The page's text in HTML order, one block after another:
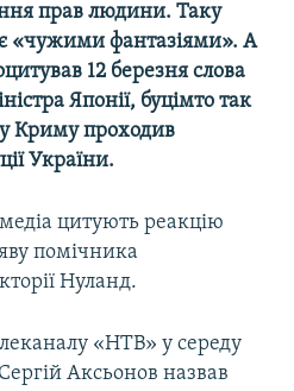
прав людини. Таку
«чужими фантазіями». А
12 березня слова
Японії, буцімто так
Криму проходив
України.
цитують реакцію
помічника
Нуланд.
«НТВ» у середу
Аксьонов назвав